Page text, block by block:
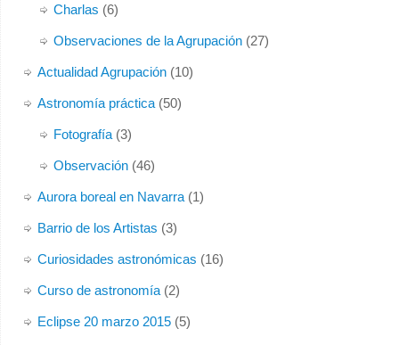
Charlas (6)
Observaciones de la Agrupación(27)
Actualidad Agrupación(10)
Astronomía práctica(50)
Fotografía(3)
Observación(46)
Aurora boreal en Navarra(1)
Barrio de los Artistas (3)
Curiosidades astronómicas (16)
Curso de astronomía(2)
Eclipse 20 marzo 2015(5)